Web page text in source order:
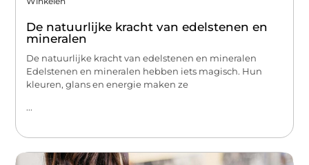
De natuurlijke kracht van edelstenen en
mineralen
De natuurlijke kracht van edelstenen en mineralen
Edelstenen en mineralen hebben iets magisch. Hun
kleuren, glans en energie maken ze
...